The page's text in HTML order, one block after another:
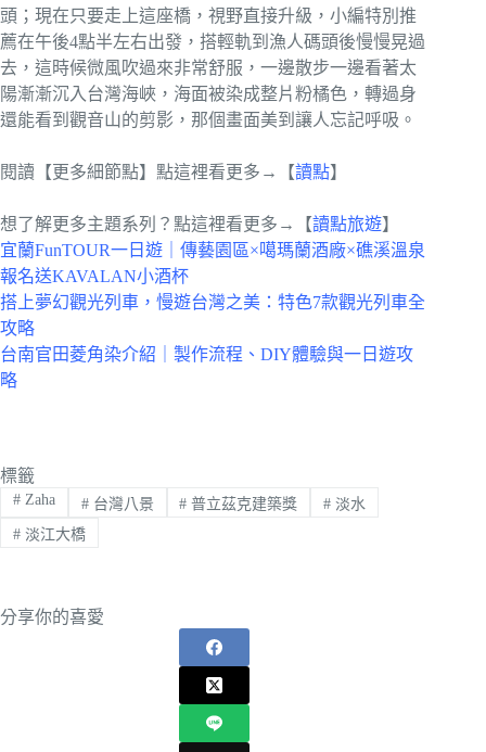
頭；現在只要走上這座橋，視野直接升級，小編特別推
薦在午後4點半左右出發，搭輕軌到漁人碼頭後慢慢晃過
去，這時候微風吹過來非常舒服，一邊散步一邊看著太
陽漸漸沉入台灣海峽，海面被染成整片粉橘色，轉過身
還能看到觀音山的剪影，那個畫面美到讓人忘記呼吸。
閱讀【更多細節點】點這裡看更多→【讀點】
想了解更多主題系列？點這裡看更多→【讀點旅遊】
宜蘭FunTOUR一日遊｜傳藝園區×噶瑪蘭酒廠×礁溪溫泉
報名送KAVALAN小酒杯
搭上夢幻觀光列車，慢遊台灣之美：特色7款觀光列車全
攻略
台南官田菱角染介紹｜製作流程、DIY體驗與一日遊攻
略
標籤
#Zaha #台灣八景 # 普立茲克建築獎 # 淡水
#淡江大橋
分享你的喜愛